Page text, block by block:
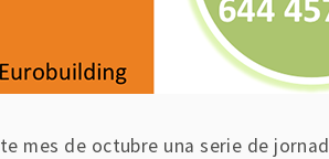
mes de octubre una serie de